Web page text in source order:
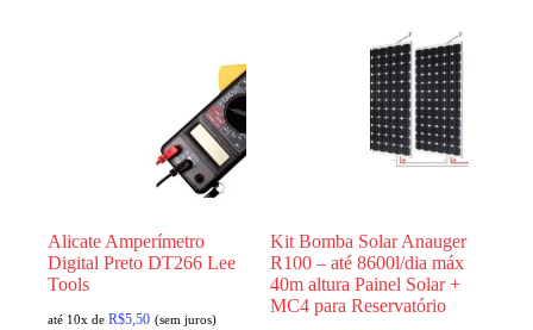
Alicate Amperímetro
Digital Preto DT266 Lee
Tools
até 10x de R$5,50 (sem juros)
Kit Bomba Solar Anauger
R100 – até 8600l/dia máx
40m altura Painel Solar +
MC4 para Reservatório